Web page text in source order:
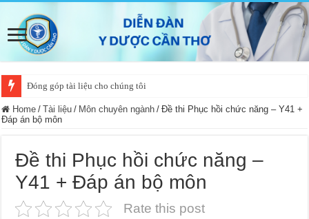
Đóng góp tài liệu cho chúng tôi
Home / Tài liệu / Môn chuyên ngành / Đề thi Phục hồi chức năng – Y41 +
Đáp án bộ môn
Đề thi Phục hồi chức năng –
Y41 + Đáp án bộ môn
Rate this post